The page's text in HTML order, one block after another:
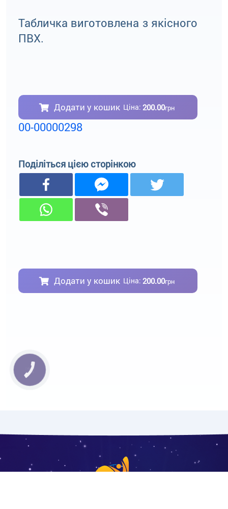
Табличка виготовлена з якісного
ПВХ.
Додати у кошик Ціна:200.00грн
00-00000298
Поділіться цією сторінкою
Додати у кошик Ціна:200.00грн
КНОПКА
ЗВ'ЯЗКУ